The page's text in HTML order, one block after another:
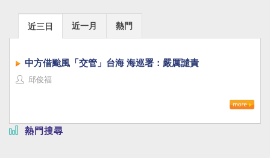
近三日 近一月 熱門
中方借颱風「交管」台海 海巡署：嚴厲譴責
邱俊福
熱門搜尋